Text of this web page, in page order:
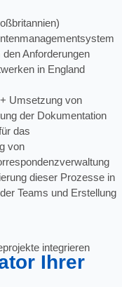
Anforderungen
in England
Umsetzung von
der Dokumentation
das
von
dieser Prozesse in
Teams und Erstellung
integrieren
Ihrer